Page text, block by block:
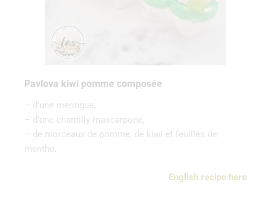
Pavlova kiwi pomme composée
– d’une meringue,
– d’une chantilly mascarpone,
– de morceaux de pomme, de kiwi et feuilles de
menthe.
English recipe here